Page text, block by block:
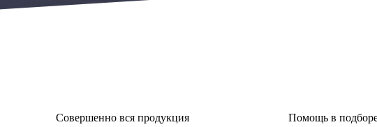
Совершенно вся продукция
Помощь в